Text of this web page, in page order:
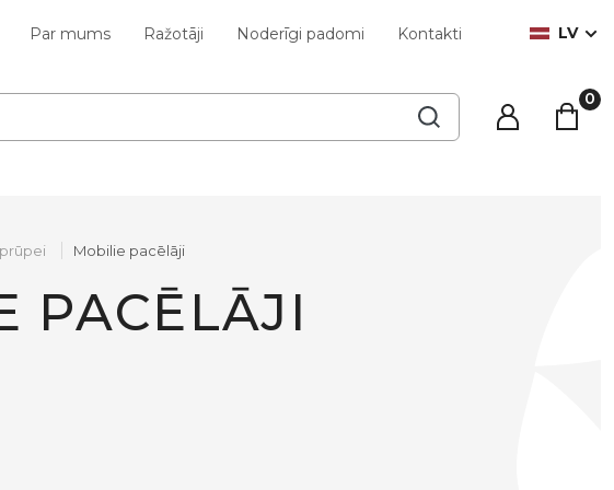
Par mums Ražotāji Noderīgi padomi Kontakti LV
Mobilie pacēlāji
PACĒLĀJI